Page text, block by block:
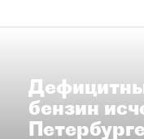
бензин
Петербурге